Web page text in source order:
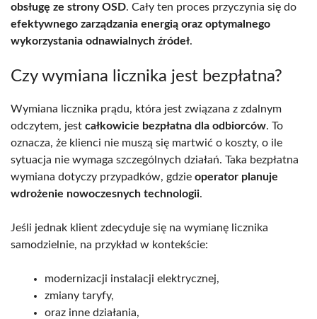
obsługę ze strony OSD. Cały ten proces przyczynia się do
efektywnego zarządzania energią oraz optymalnego
wykorzystania odnawialnych źródeł.
Czy wymiana licznika jest bezpłatna?
Wymiana licznika prądu, która jest związana z zdalnym
odczytem, jest całkowicie bezpłatna dla odbiorców. To
oznacza, że klienci nie muszą się martwić o koszty, o ile
sytuacja nie wymaga szczególnych działań. Taka bezpłatna
wymiana dotyczy przypadków, gdzie operator planuje
wdrożenie nowoczesnych technologii.
Jeśli jednak klient zdecyduje się na wymianę licznika
samodzielnie, na przykład w kontekście:
modernizacji instalacji elektrycznej,
zmiany taryfy,
oraz inne działania,